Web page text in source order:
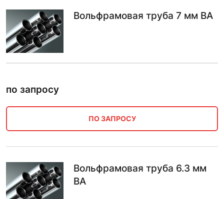
Вольфрамовая труба 7 мм ВА
по запросу
ПО ЗАПРОСУ
Вольфрамовая труба 6.3 мм
ВА